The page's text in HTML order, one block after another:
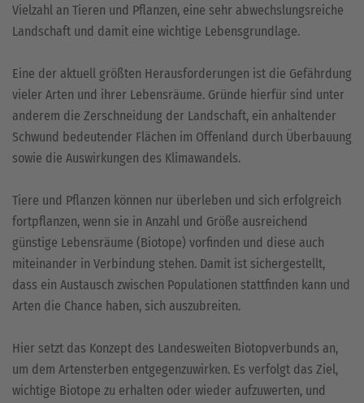
Vielzahl an Tieren und Pflanzen, eine sehr abwechslungsreiche
Landschaft und damit eine wichtige Lebensgrundlage.
Eine der aktuell größten Herausforderungen ist die Gefährdung
vieler Arten und ihrer Lebensräume. Gründe hierfür sind unter
anderem die Zerschneidung der Landschaft, ein anhaltender
Schwund bedeutender Flächen im Offenland durch Überbauung
sowie die Auswirkungen des Klimawandels.
Tiere und Pflanzen können nur überleben und sich erfolgreich
fortpflanzen, wenn sie in Anzahl und Größe ausreichend
günstige Lebensräume (Biotope) vorfinden und diese auch
miteinander in Verbindung stehen. Damit ist sichergestellt,
dass ein Austausch zwischen Populationen stattfinden kann und
Arten die Chance haben, sich auszubreiten.
Hier setzt das Konzept des Landesweiten Biotopverbunds an,
um dem Artensterben entgegenzuwirken. Es verfolgt das Ziel,
wichtige Biotope zu erhalten oder wieder aufzuwerten, und